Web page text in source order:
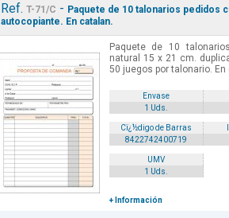
Ref. T-71/C - Paquete de 10 talonarios pedidos
autocopiante. En catalan.
Paquete de 10
natural 15 x 21 cm.
50 juegos por talonario. En
Envase
1 Uds.
Cï¿½digo de Barras
8422742400719
UMV
1 Uds.
+ Información